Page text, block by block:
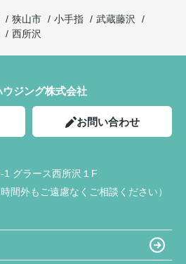
狭山市 小手指
武蔵藤沢
西所沢
ウジング株式会社
お問い合わせ
グラース西所沢１F
間外もご遠慮なくご相談ください）